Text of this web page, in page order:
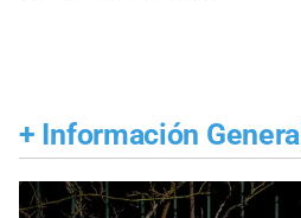
+ Información General